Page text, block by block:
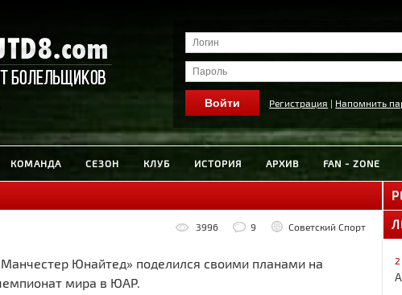
Регистрация | Напомнить
КОМАНДА СЕЗОН КЛУБ ИСТОРИЯ АРХИВ FAN - ZONE
3996 9 Советский Спорт
Юнайтед» поделился своими планами на
мира в ЮАР.
2